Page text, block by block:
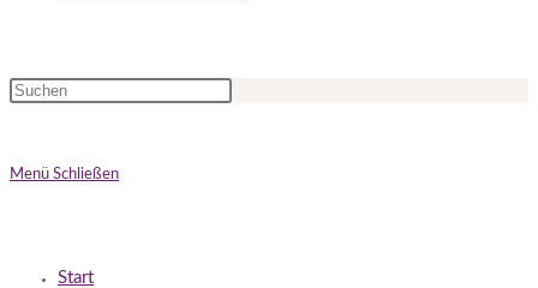
Menü Schließen
Start